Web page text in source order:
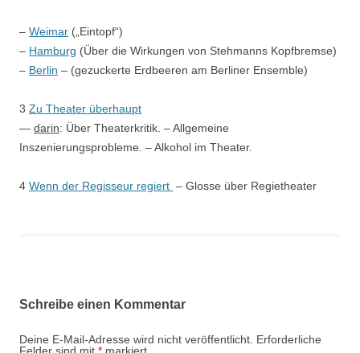
– Weimar („Eintopf“)
– Hamburg (Über die Wirkungen von Stehmanns Kopfbremse)
– Berlin – (gezuckerte Erdbeeren am Berliner Ensemble)
3 Zu Theater überhaupt
— darin: Über Theaterkritik. – Allgemeine
Inszenierungsprobleme. – Alkohol im Theater.
4 Wenn der Regisseur regiert – Glosse über Regietheater
Schreibe einen Kommentar
Deine E-Mail-Adresse wird nicht veröffentlicht. Erforderliche